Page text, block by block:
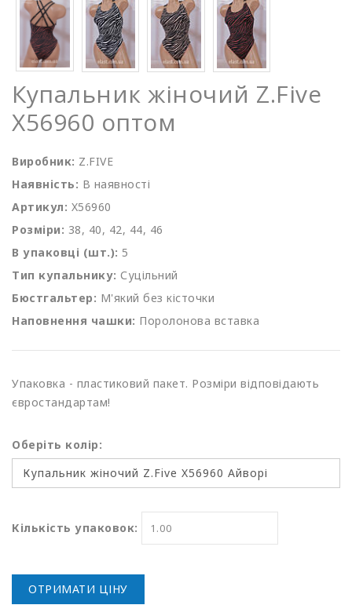
Купальник жіночий Z.Five
X56960 оптом
Виробник: Z.FIVE
Наявність: В наявності
Артикул: X56960
Розміри: 38, 40, 42, 44, 46
В упаковці (шт.): 5
Тип купальнику: Суцільний
Бюстгальтер: М'який без кісточки
Наповнення чашки: Поролонова вставка
Упаковка - пластиковий пакет. Розміри відповідають
євростандартам!
Оберіть колір:
Кількість упаковок:
ОТРИМАТИ ЦІНУ